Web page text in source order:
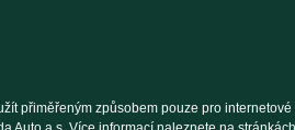
přiměřeným způsobem pouze pro